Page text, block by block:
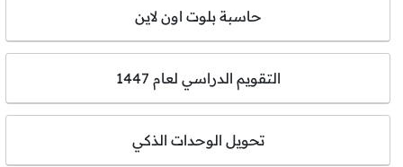
حاسبة بلوت اون لاين
التقويم الدراسي لعام 1447
تحويل الوحدات الذكي